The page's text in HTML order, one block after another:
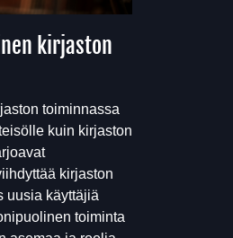
kirjaston
toiminnassa
kuin kirjaston
kirjaston
uusia käyttäjiä
toiminta